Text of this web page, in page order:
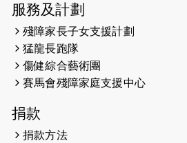
2026-05-14
（19:00開始）
2026-05-07
開始）
2026-04-30
服務及計劃
殘障家長子女支援計劃
猛龍長跑隊
傷健綜合藝術團
賽馬會殘障家庭支援中心
捐款
捐款方法